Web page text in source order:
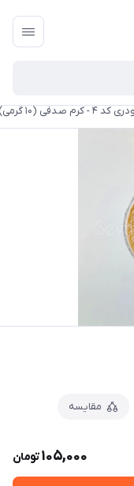
کرم صدفی (۱۰ گرمی)
مقایسه
105,000تومان